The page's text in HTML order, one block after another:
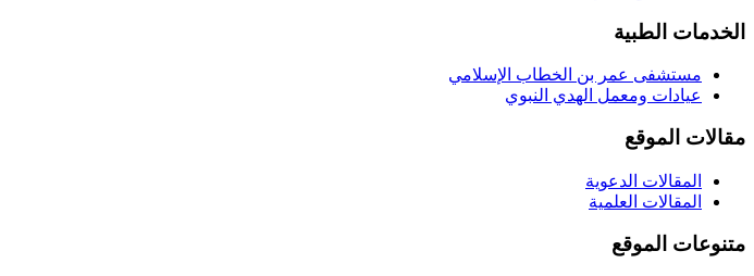
الخدمات الطبية
مستشفى عمر بن الخطاب الإسلامي
عيادات ومعمل الهدي النبوي
مقالات الموقع
المقالات الدعوية
المقالات العلمية
متنوعات الموقع